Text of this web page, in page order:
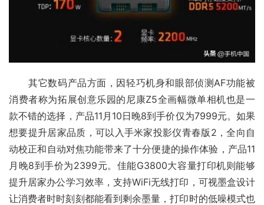
其它数码产品方面，因轻巧机身和眼部侦测AF功能被
消费者称为拓展创意乐园的尼康Z5全画幅微单相机也是一
款不错的选择，产品11月10日晚8到手价仅为7999元。如果
想要提升居家品质，可以入手米家投影仪青春版2，全向自
动校正和自动对焦功能带来了十分便捷的操作体验，产品11
月晚8到手价为2399元。佳能G3800大容量打印机则能够
提升居家办公学习效率，支持WiFi无线打印，可视墨盒设计
让消费者时时刻刻都能看到剩余墨量，打印时的低噪模式也